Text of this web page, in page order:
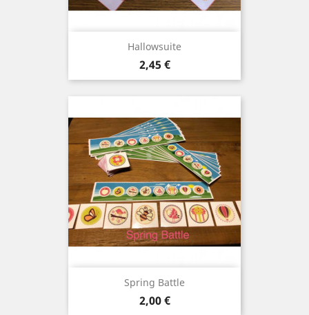
Hallowsuite
Prix
2,45 €
Spring Battle
Prix
2,00 €